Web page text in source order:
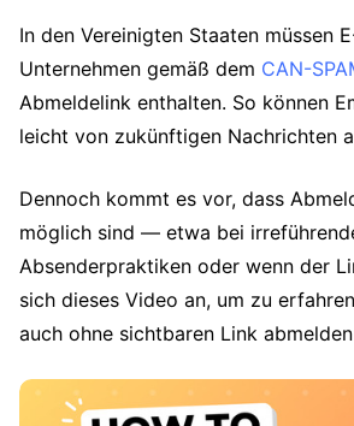
In den Vereinigten Staaten müssen
Unternehmen gemäß dem CAN-
Abmeldelink enthalten. So können
leicht von zukünftigen Nachrichten
Dennoch kommt es vor, dass
möglich sind — etwa bei
Absenderpraktiken oder wenn der
sich dieses Video an, um zu
auch ohne sichtbaren Link